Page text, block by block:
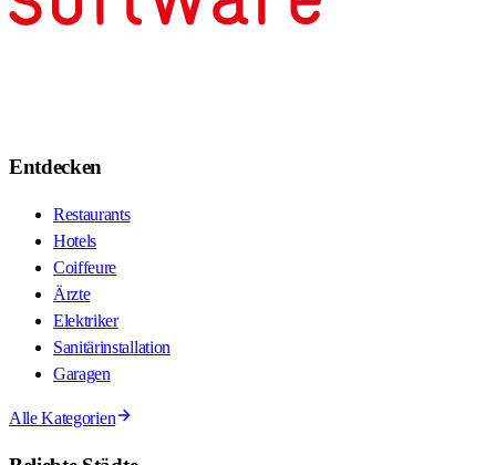
Entdecken
Restaurants
Hotels
Coiffeure
Ärzte
Elektriker
Sanitärinstallation
Garagen
Alle Kategorien